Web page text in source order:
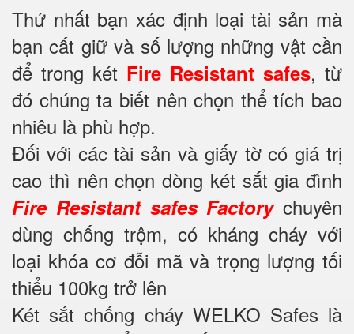
Thứ nhất bạn xác định loại tài sản mà
bạn cất giữ và số lượng những vật cần
để trong két Fire Resistant safes, từ
đó chúng ta biết nên chọn thể tích bao
nhiêu là phù hợp.
Đối với các tài sản và giấy tờ có giá trị
cao thì nên chọn dòng két sắt gia đình
Fire Resistant safes Factorychuyên
dùng chống trộm, có kháng cháy với
loại khóa cơ đỗi mã và trọng lượng tối
thiểu 100kg trở lên
Két sắt chống cháy WELKO Safes là